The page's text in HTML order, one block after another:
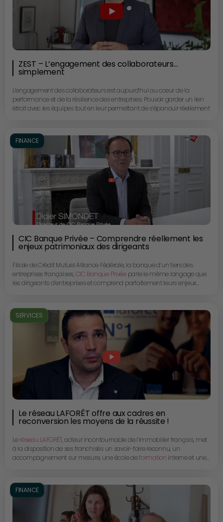
ZEST – L’engagement des collaborateurs…
simplement
L’engagement des collaborateurs est aujourd’hui au cœur de la
performance et de la résilience des entreprises. Pouvoir garder un lien
étroit avec les équipes tout en leur permettant de s’épanouir réellement
simple et innovante particulièrement adaptée aux PME et ETI.
David Guillocheau, Directeur Général et Géraldine Muong, Product
Designer, nous expliquent avec quelle facilité ZEST peut transformer
l’expérience collaborateurs et créer le cercle vertueux nécessaire à la
réussite.
FINANCE
CIC Banque Privée – Comprendre réellement les
enjeux patrimoniaux des dirigeants
Filiale de Crédit Mutuel Alliance Fédérale, la banque d’un tiers des
entreprises françaises, CIC Banque Privéeparle le même langage que
les dirigeants d’entreprises et comprend parfaitement leurs enjeux
Directrice de l’Ingénierie Patrimoniale nous parlent des multiples
solutions et expertises d’une offre à 360° résolument tournée vers les
dirigeants de PME et ETI.
SERVICES
Le réseau LAFORÊT offre aux cadres en
reconversion les moyens de la réussite !
Leréseau LAFORÊT, acteur incontournable de l’immobilier français, met
à la disposition de ses franchisés un savoir-faire reconnu, un
accompagnement sur mesure, une école deformation interne et une
groupe et nous explique le process de franchise.
FINANCE